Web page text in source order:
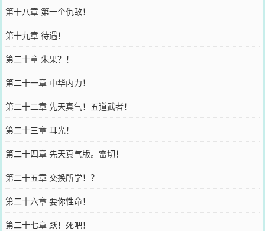
第十八章 第一个仇敌！
第十九章 待遇！
第二十章 朱果？！
第二十一章 中华内力！
第二十二章 先天真气！五道武者！
第二十三章 耳光！
第二十四章 先天真气版。雷切！
第二十五章 交换所学！？
第二十六章 要你性命！
第二十七章 跃！死吧！